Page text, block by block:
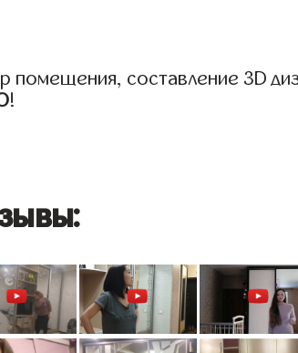
составление 3D
!